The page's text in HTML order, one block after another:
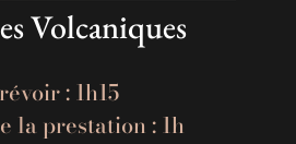
Volcaniques
: 1h15
la prestation : 1h